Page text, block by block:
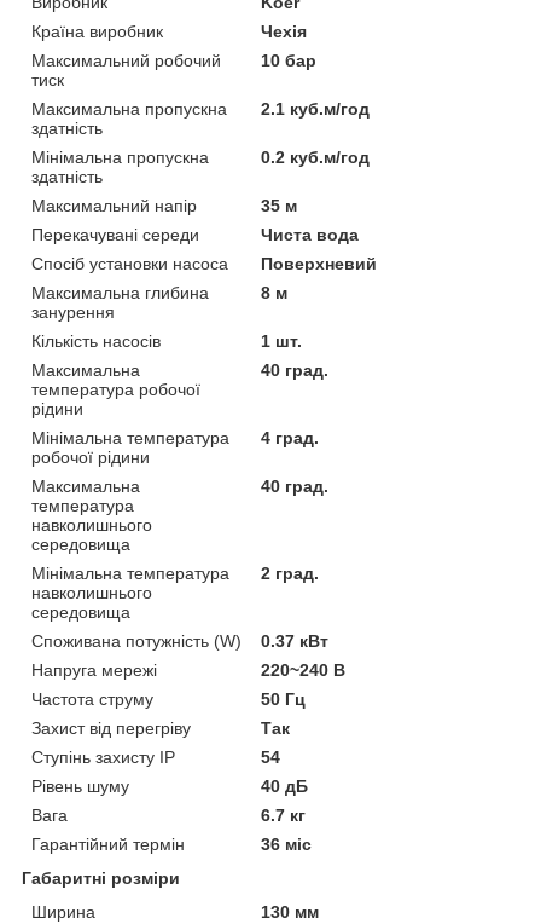
Країна виробник
Чехія
Максимальний робочий
тиск
10 бар
Максимальна пропускна
здатність
2.1 куб.м/год
Мінімальна пропускна
здатність
0.2 куб.м/год
Максимальний напір
35 м
Перекачувані середи
Чиста вода
Спосіб установки насоса
Поверхневий
Максимальна глибина
занурення
8 м
Кількість насосів
1 шт.
Максимальна
температура робочої
рідини
40 град.
Мінімальна температура
робочої рідини
4 град.
Максимальна
температура
навколишнього
середовища
40 град.
Мінімальна температура
навколишнього
середовища
2 град.
Споживана потужність (W)
0.37 кВт
Напруга мережі
220~240 В
Частота струму
50 Гц
Захист від перегріву
Так
Ступінь захисту IP
54
Рівень шуму
40 дБ
Вага
6.7 кг
Гарантійний термін
36 міс
Габаритні розміри
Ширина
130 мм